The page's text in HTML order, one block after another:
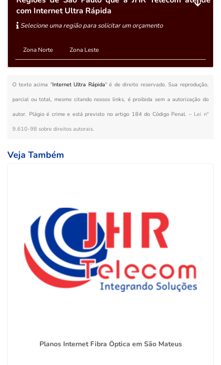
com Internet Ultra Rápida
Selecione uma região para solicitar um orçamento
Zona Norte Zona Leste
O texto acima "Internet Ultra Rápida" é de direito reservado. Sua reprodução,
parcial ou total, mesmo citando nossos links, é proibida sem a autorização do
autor. Plágio é crime e está previsto no artigo 184 do Código Penal. – Lei n°
9.610-98 sobre direitos autorais.
Veja Também
Planos Internet Fibra Óptica em São Mateus